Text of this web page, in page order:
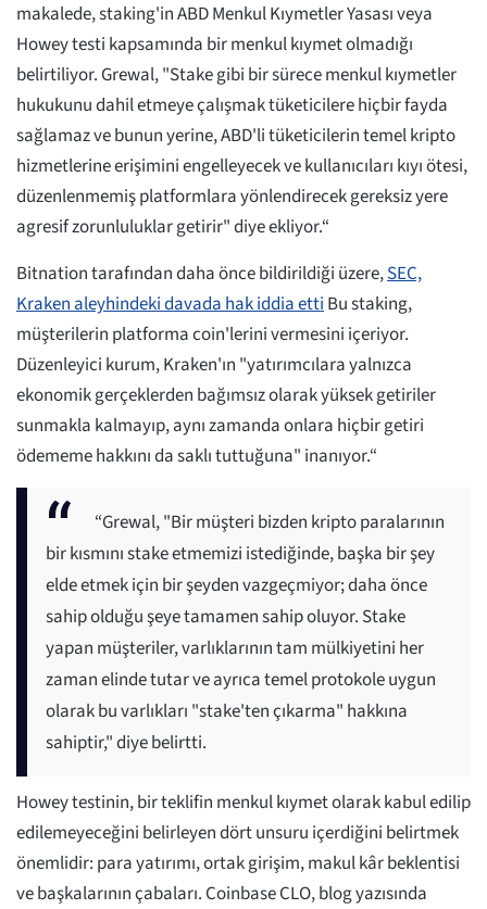
makalede, staking'in ABD Menkul Kıymetler Yasası veya
Howey testi kapsamında bir menkul kıymet olmadığı
belirtiliyor. Grewal, "Stake gibi bir sürece menkul kıymetler
hukukunu dahil etmeye çalışmak tüketicilere hiçbir fayda
sağlamaz ve bunun yerine, ABD'li tüketicilerin temel kripto
hizmetlerine erişimini engelleyecek ve kullanıcıları kıyı ötesi,
düzenlenmemiş platformlara yönlendirecek gereksiz yere
agresif zorunluluklar getirir" diye ekliyor.“
Bitnation tarafından daha önce bildirildiği üzere,SEC,
Kraken aleyhindeki davada hak iddia ettiBu staking,
müşterilerin platforma coin'lerini vermesini içeriyor.
Düzenleyici kurum, Kraken'ın "yatırımcılara yalnızca
ekonomik gerçeklerden bağımsız olarak yüksek getiriler
sunmakla kalmayıp, aynı zamanda onlara hiçbir getiri
ödememe hakkını da saklı tuttuğuna" inanıyor.“
“Grewal, "Bir müşteri bizden kripto paralarının
bir kısmını stake etmemizi istediğinde, başka bir şey
elde etmek için bir şeyden vazgeçmiyor; daha önce
sahip olduğu şeye tamamen sahip oluyor. Stake
yapan müşteriler, varlıklarının tam mülkiyetini her
zaman elinde tutar ve ayrıca temel protokole uygun
olarak bu varlıkları "stake'ten çıkarma" hakkına
sahiptir," diye belirtti.
Howey testinin, bir teklifin menkul kıymet olarak kabul edilip
edilemeyeceğini belirleyen dört unsuru içerdiğini belirtmek
önemlidir: para yatırımı, ortak girişim, makul kâr beklentisi
ve başkalarının çabaları. Coinbase CLO, blog yazısında